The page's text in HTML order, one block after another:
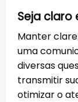
Seja claro
Manter
uma
diversas
transmitir
otimizar o